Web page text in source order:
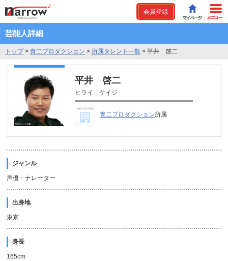
会員登録
芸能人詳細
トップ> 青二プロダクション > 所属タレント一覧 > 平井 啓二
平井 啓二
ヒライ ケイジ
青二プロダクション所属
ジャンル
声優・ナレーター
出身地
東京
身長
165cm